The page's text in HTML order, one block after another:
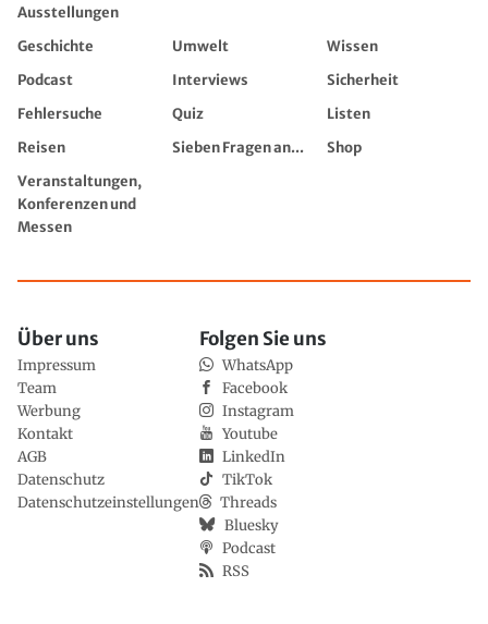
Ausstellungen
Geschichte Umwelt
Wissen
Podcast
Interviews
Sicherheit
Fehlersuche
Quiz
Listen
Reisen
Sieben Fragen an...
Shop
Veranstaltungen,
Konferenzen und
Messen
Über uns
Impressum
Team
Werbung
Kontakt
AGB
Datenschutz
Datenschutzeinstellungen
Folgen Sie uns
WhatsApp
Facebook
Instagram
Youtube
LinkedIn
TikTok
Threads
Bluesky
Podcast
RSS